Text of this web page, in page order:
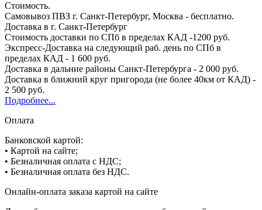
Стоимость.
Самовывоз ПВЗ г. Санкт-Петербург, Москва - бесплатно.
Доставка в г. Санкт-Петербург
Стоимость доставки по СПб в пределах КАД -1200 руб.
Экспресс-Доставка на следующий раб. день по СПб в
пределах КАД - 1 600 руб.
Доставка в дальние районы Санкт-Петербурга - 2 000 руб.
Доставка в ближний круг пригорода (не более 40км от КАД) -
2 500 руб.
Подробнее...
Оплата
Банковской картой:
• Картой на сайте;
• Безналичная оплата с НДС;
• Безналичная оплата без НДС.
Онлайн-оплата заказа картой на сайте